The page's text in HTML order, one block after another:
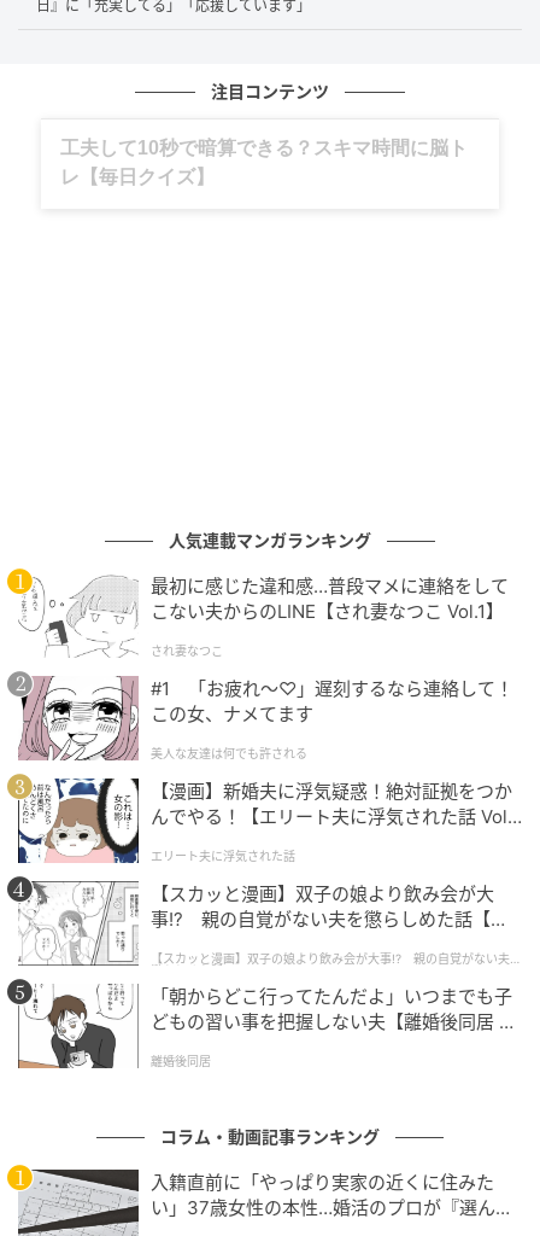
出典：日中夫婦 健＆茜
調味料は塩だけですが、トマトの旨味が凝縮された優
しい味わいに、配信者さんも「美味しい！」と笑顔が
朝食を囲みながら、お土産の思い出話や昨日訪れた場
所について中国語で語り合う姿から、3人の温かい関係
性が早くも伝わってきます。
美容と健康の知恵が満載！義母から教わる中
国伝統の「補血デザート」
お昼が近づくと、今度は義理のお母さんが台所に立
日』に「充実してる」「応援しています」
注目コンテンツ
グルメ、ギャグ、子育て、旅行記……全部、読
めます。
人気連載マンガランキング
最初に感じた違和感…普段マメに連絡をして
こない夫からのLINE【され妻なつこ Vol.1】
され妻なつこ
#1 「お疲れ〜♡」遅刻するなら連絡して！
この女、ナメてます
美人な友達は何でも許される
【漫画】新婚夫に浮気疑惑！絶対証拠をつか
んでやる！【エリート夫に浮気された話 Vol.
エリート夫に浮気された話
【スカッと漫画】双子の娘より飲み会が大
事!? 親の自覚がない夫を懲らしめた話【第1
【スカッと漫画】双子の娘より飲み会が大事!? 親の自覚がない夫を
懲らしめた話
「朝からどこ行ってたんだよ」いつまでも子
どもの習い事を把握しない夫【離婚後同居 Vo
離婚後同居
コラム・動画記事ランキング
入籍直前に「やっぱり実家の近くに住みた
い」37歳女性の本性…婚活のプロが『選んで